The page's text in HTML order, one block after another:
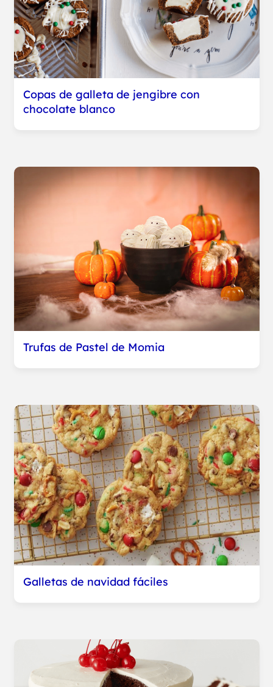
Copas de galleta de jengibre con
chocolate blanco
Trufas de Pastel de Momia
Galletas de navidad fáciles